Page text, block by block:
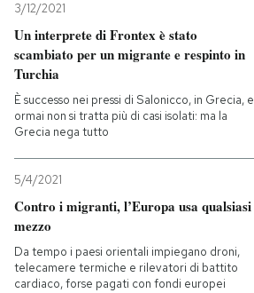
3/12/2021
Un interprete di Frontex è stato
scambiato per un migrante e respinto in
Turchia
È successo nei pressi di Salonicco, in Grecia, e
ormai non si tratta più di casi isolati: ma la
Grecia nega tutto
5/4/2021
Contro i migranti, l’Europa usa qualsiasi
mezzo
Da tempo i paesi orientali impiegano droni,
telecamere termiche e rilevatori di battito
cardiaco, forse pagati con fondi europei